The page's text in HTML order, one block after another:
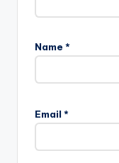
Name *
Email *